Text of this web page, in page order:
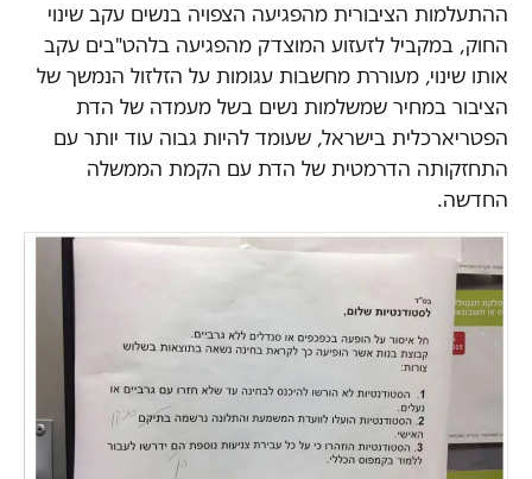
ההתעלמות הציבורית מהפגיעה הצפויה בנשים עקב שינוי
החוק, במקביל לזעזוע המוצדק מהפגיעה בלהט"בים עקב
אותו שינוי, מעוררת מחשבות עגומות על הזלזול הנמשך של
הציבור במחיר שמשלמות נשים בשל מעמדה של הדת
הפטריארכלית בישראל, שעומד להיות גבוה עוד יותר עם
התחזקותה הדרמטית של הדת עם הקמת הממשלה
החדשה.